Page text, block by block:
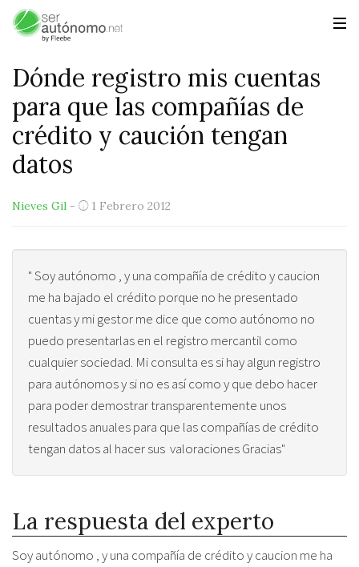
Dónde registro mis cuentas
para que las compañías de
crédito y caución tengan
datos
Nieves Gil - 1 Febrero 2012
" Soy autónomo , y una compañía de crédito y caucion
me ha bajado el crédito porque no he presentado
cuentas y mi gestor me dice que como autónomo no
puedo presentarlas en el registro mercantil como
cualquier sociedad. Mi consulta es si hay algun registro
para autónomos y si no es así como y que debo hacer
para poder demostrar transparentemente unos
resultados anuales para que las compañías de crédito
tengan datos al hacer sus valoraciones Gracias"
La respuesta del experto
Soy autónomo , y una compañía de crédito y caucion me ha